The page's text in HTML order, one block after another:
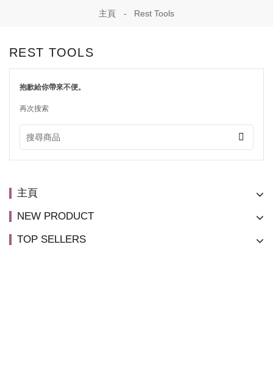
主頁 Rest Tools
REST TOOLS
抱歉給你帶來不便。
再次搜索
主頁
NEW PRODUCT
TOP SELLERS